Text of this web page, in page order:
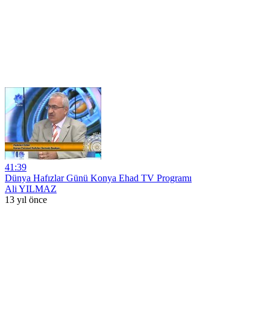
41:39
Dünya Hafızlar Günü Konya Ehad TV Programı
Ali YILMAZ
13 yıl önce